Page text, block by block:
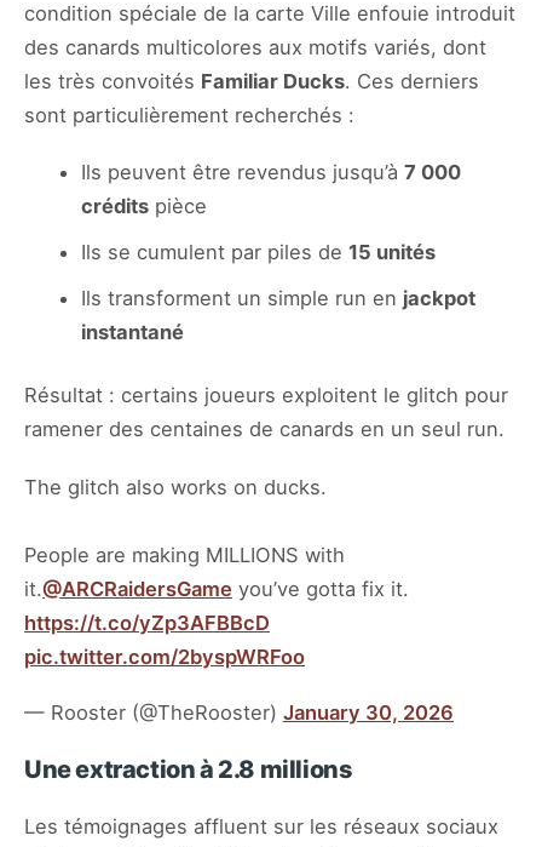
condition spéciale de la carte Ville enfouie introduit
des canards multicolores aux motifs variés, dont
les très convoités Familiar Ducks. Ces derniers
sont particulièrement recherchés :
Ils peuvent être revendus jusqu’à 7 000
crédits pièce
Ils se cumulent par piles de 15 unités
Ils transforment un simple run en jackpot
instantané
Résultat : certains joueurs exploitent le glitch pour
ramener des centaines de canards en un seul run.
The glitch also works on ducks.
People are making MILLIONS with
it.@ARCRaidersGame you’ve gotta fix it.
https://t.co/yZp3AFBBcD
pic.twitter.com/2byspWRFoo
— Rooster (@TheRooster) January 30, 2026
Une extraction à 2.8 millions
Les témoignages affluent sur les réseaux sociaux